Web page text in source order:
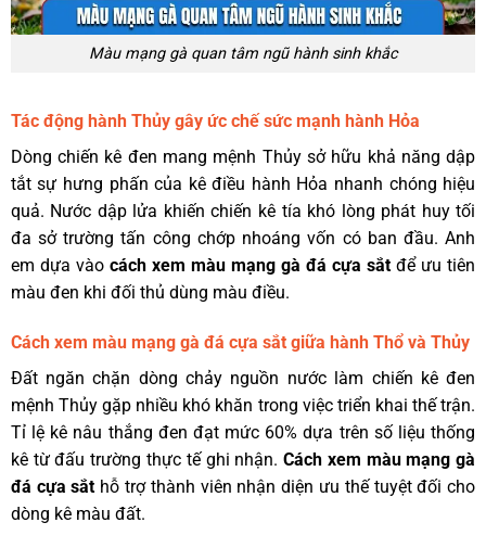
Màu mạng gà quan tâm ngũ hành sinh khắc
Tác động hành Thủy gây ức chế sức mạnh hành Hỏa
Dòng chiến kê đen mang mệnh Thủy sở hữu khả năng dập
tắt sự hưng phấn của kê điều hành Hỏa nhanh chóng hiệu
quả. Nước dập lửa khiến chiến kê tía khó lòng phát huy tối
đa sở trường tấn công chớp nhoáng vốn có ban đầu. Anh
em dựa vào cách xem màu mạng gà đá cựa sắt để ưu tiên
màu đen khi đối thủ dùng màu điều.
Cách xem màu mạng gà đá cựa sắt giữa hành Thổ và Thủy
Đất ngăn chặn dòng chảy nguồn nước làm chiến kê đen
mệnh Thủy gặp nhiều khó khăn trong việc triển khai thế trận.
Tỉ lệ kê nâu thắng đen đạt mức 60% dựa trên số liệu thống
kê từ đấu trường thực tế ghi nhận.Cách xem màu mạng gà
đá cựa sắt hỗ trợ thành viên nhận diện ưu thế tuyệt đối cho
dòng kê màu đất.